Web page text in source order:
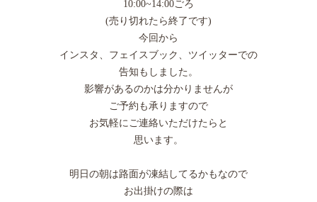
10:00~14:00ごろ
(売り切れたら終了です)
今回から
インスタ、フェイスブック、ツイッターでの
告知もしました。
影響があるのかは分かりませんが
ご予約も承りますので
お気軽にご連絡いただけたらと
思います。
明日の朝は路面が凍結してるかもなので
お出掛けの際は